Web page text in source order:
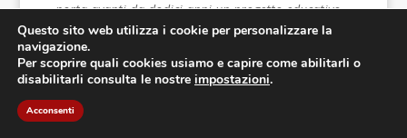
porta avanti da dodici anni un progetto educativo
con oltre 35.000 giovani coinvolti in Italia, al fine di
promuovere la conoscenza della storia del
nazifascismo, della Resistenza e della Liberazione
Leggi di più >>
Questo sito web utilizza i cookie per personalizzare la
navigazione.
Per scoprire quali cookies usiamo e capire come abilitarli o
disabilitarli consulta le nostre impostazioni.
Acconsenti